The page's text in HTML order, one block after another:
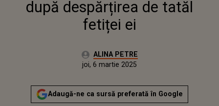
după despărțirea de tatăl
fetiței ei
Autor:ALINA PETRE
Actualizat:
joi, 6 martie 2025
Adaugă-ne ca sursă preferată în Google